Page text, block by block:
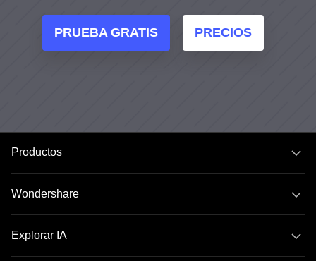
PRUEBA GRATIS PRECIOS
Productos
Wondershare
Explorar IA